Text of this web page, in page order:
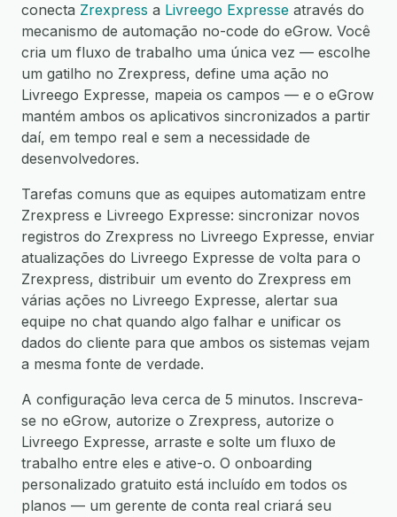
conecta Zrexpress a Livreego Expresse através do
mecanismo de automação no-code do eGrow. Você
cria um fluxo de trabalho uma única vez — escolhe
um gatilho no Zrexpress, define uma ação no
Livreego Expresse, mapeia os campos — e o eGrow
mantém ambos os aplicativos sincronizados a partir
daí, em tempo real e sem a necessidade de
desenvolvedores.
Tarefas comuns que as equipes automatizam entre
Zrexpress e Livreego Expresse: sincronizar novos
registros do Zrexpress no Livreego Expresse, enviar
atualizações do Livreego Expresse de volta para o
Zrexpress, distribuir um evento do Zrexpress em
várias ações no Livreego Expresse, alertar sua
equipe no chat quando algo falhar e unificar os
dados do cliente para que ambos os sistemas vejam
a mesma fonte de verdade.
A configuração leva cerca de 5 minutos. Inscreva-
se no eGrow, autorize o Zrexpress, autorize o
Livreego Expresse, arraste e solte um fluxo de
trabalho entre eles e ative-o. O onboarding
personalizado gratuito está incluído em todos os
planos — um gerente de conta real criará seu